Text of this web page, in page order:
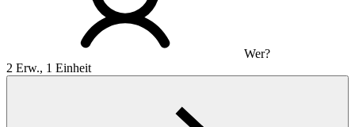
Wer?
2 Erw., 1 Einheit